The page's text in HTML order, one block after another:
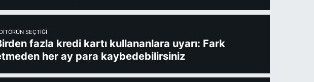
SEÇTIĞI
fazla kredi kartı kullananlara uyarı: Fark
her ay para kaybedebilirsiniz